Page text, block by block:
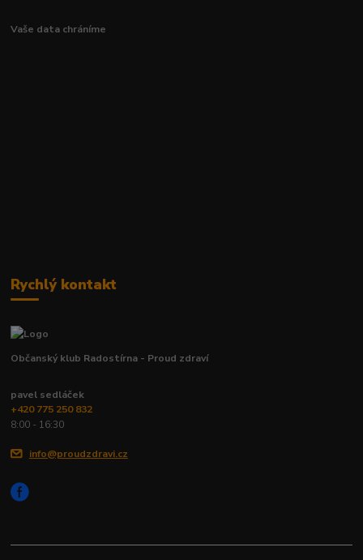
Vaše data chráníme
Rychlý kontakt
Občanský klub Radostírna - Proud zdraví
pavel sedláček
+420 775 250 832
8:00 - 16:30
info@proudzdravi.cz